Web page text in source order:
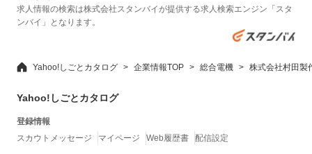
求人情報の検索は株式会社スタンバイが提供する求人検索エンジン「スタ
ンバイ」となります。
Yahoo!しごとカタログ 企業情報TOP 総合電機 株式会社村田製
Yahoo!しごとカタログ
登録情報
スカウトメッセージ
マイページ Web履歴書 配信設定